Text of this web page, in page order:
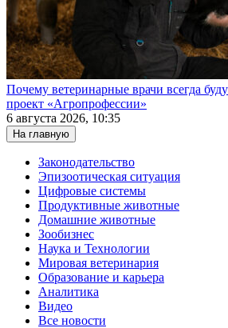
Почему ветеринарные врачи всегда
проект «Агропрофессии»
6 августа 2026, 10:35
На главную
Законодательство
Эпизоотическая ситуация
Цифровые системы
Продуктивные животные
Домашние животные
Зообизнес
Наука и Технологии
Мировая ветеринария
Образование и карьера
Аналитика
Видео
Все новости